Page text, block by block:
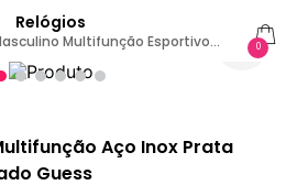
Relógios
Multifunção Esportivo
0
Aço Inox Prata
Guess